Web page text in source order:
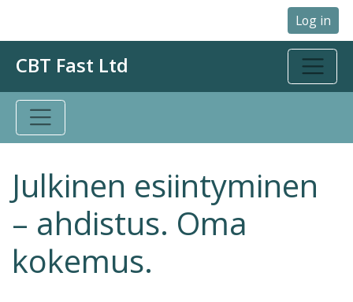
Log in
CBT Fast Ltd
Julkinen esiintyminen
– ahdistus. Oma
kokemus.